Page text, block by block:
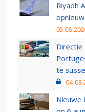
Riyadh
05-08-
Directie
te
04-
Nieuwe